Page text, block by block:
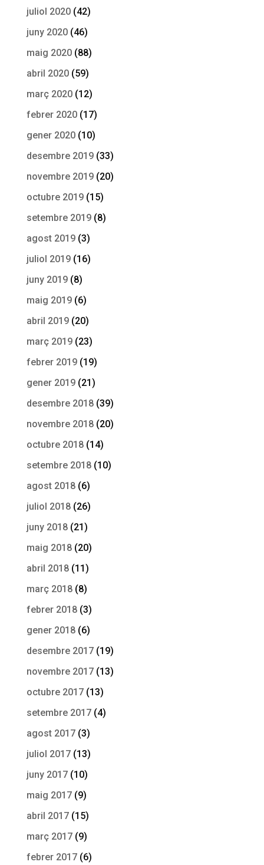
juliol 2020(42)
juny 2020(46)
maig 2020(88)
abril 2020(59)
març 2020(12)
febrer 2020(17)
gener 2020(10)
desembre 2019(33)
novembre 2019(20)
octubre 2019(15)
setembre 2019(8)
agost 2019(3)
juliol 2019(16)
juny 2019(8)
maig 2019(6)
abril 2019(20)
març 2019(23)
febrer 2019(19)
gener 2019(21)
desembre 2018(39)
novembre 2018(20)
octubre 2018(14)
setembre 2018(10)
agost 2018(6)
juliol 2018(26)
juny 2018(21)
maig 2018(20)
abril 2018(11)
març 2018(8)
febrer 2018(3)
gener 2018(6)
desembre 2017(19)
novembre 2017(13)
octubre 2017(13)
setembre 2017(4)
agost 2017(3)
juliol 2017(13)
juny 2017(10)
maig 2017(9)
abril 2017(15)
març 2017(9)
febrer 2017(6)